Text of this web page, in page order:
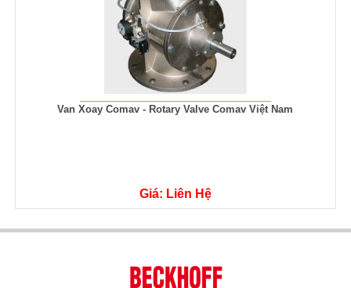
Van Xoay Comav - Rotary Valve Comav Việt Nam
Giá: Liên Hệ